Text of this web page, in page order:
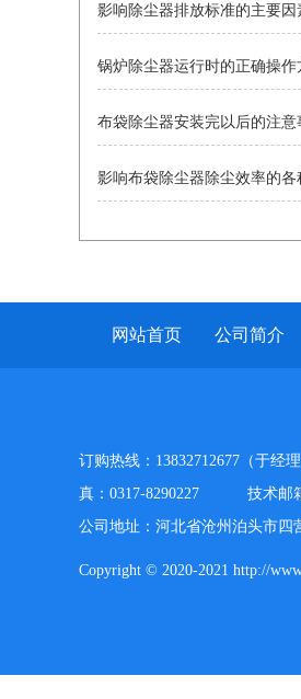
理详细分析
影响除尘器排放标准的主要因
锅炉除尘器运行时的正确操作
及操作中的注意事项分析
布袋除尘器安装完以后的注意
及耗气量大小原因的详细讲述
影响布袋除尘器除尘效率的各
说明
网站首页 公司简介
订购热线：13832712677（于经理
真：0317-8290227
技术邮
公司地址：河北省沧州泊头市四
Copyright © 2020-2021 http://